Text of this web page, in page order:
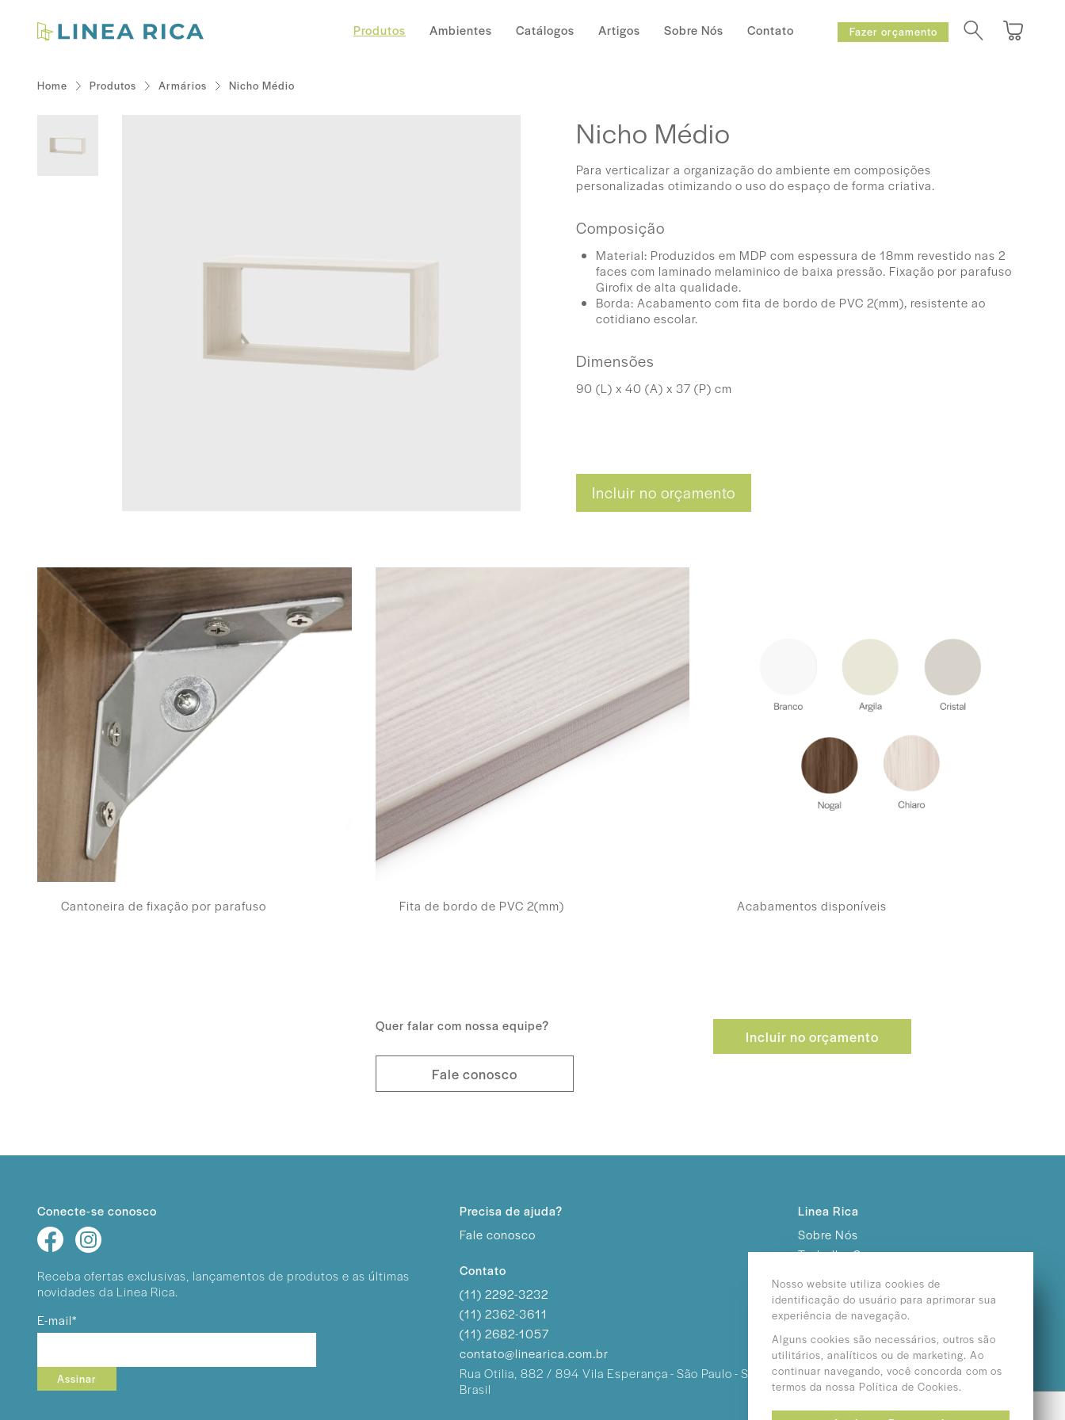
Produtos Ambientes Catálogos Artigos Sobre Nós Contato Fazer orçamento
Home Produtos Armários Nicho Médio
Nicho Médio
Para verticalizar a organização do ambiente em composições
personalizadas otimizando o uso do espaço de forma criativa.
Composição
Material: Produzidos em MDP com espessura de 18mm revestido nas 2
faces com laminado melaminico de baixa pressão. Fixação por parafuso
Girofix de alta qualidade.
Borda: Acabamento com fita de bordo de PVC 2(mm), resistente ao
cotidiano escolar.
Dimensões
90 (L) x 40 (A) x 37 (P) cm
Incluir no orçamento
Cantoneira de fixação por parafuso Fita de bordo de PVC 2(mm) Acabamentos disponíveis
Quer falar com nossa equipe?
Fale conosco
Incluir no orçamento
Conecte-se conosco
Receba ofertas exclusivas, lançamentos de produtos e as últimas
novidades da Linea Rica.
E-mail*
Assinar
Precisa de ajuda?
Fale conosco
Contato
(11) 2292-3232
(11) 2362-3611
(11) 2682-1057
contato@linearica.com.br
Rua Otilia, 882 / 894Vila Esperança - São Paulo - SP /
Brasil
Linea Rica
Sobre Nós
Trabalhe Conosco
Nosso website utiliza cookies de
identificação do usuário para aprimorar sua
experiência de navegação.
Alguns cookies são necessários, outros são
utilitários, analíticos ou de marketing. Ao
continuar navegando, você concorda com os
termos da nossa Política de Cookies.